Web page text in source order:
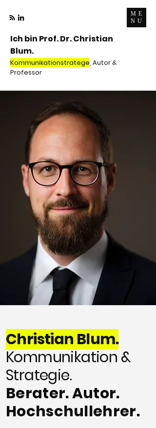
ME
NU
Ich bin Prof. Dr. Christian
Blum.
Kommunikationstratege, Autor &
Professor
Christian Blum.
Kommunikation &
Strategie.
Berater. Autor.
Hochschullehrer.